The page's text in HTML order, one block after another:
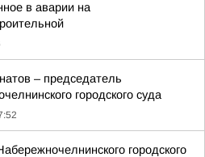
в аварии на
– председатель
городского суда
городского